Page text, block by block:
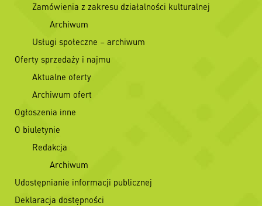
Zamówienia z zakresu działalności kulturalnej
Archiwum
Usługi społeczne – archiwum
Oferty sprzedaży i najmu
Aktualne oferty
Archiwum ofert
Ogłoszenia inne
O biuletynie
Redakcja
Archiwum
Udostępnianie informacji publicznej
Deklaracja dostępności